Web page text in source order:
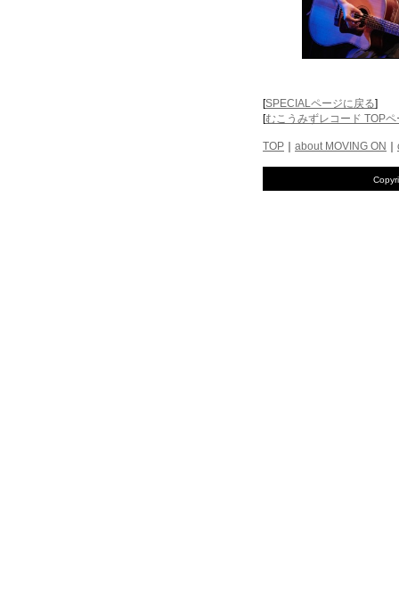
[SPECIALページに戻る]
[むこうみずレコード TOP
TOP about MOVING ON